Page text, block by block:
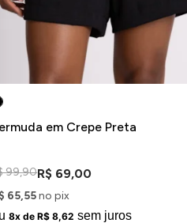
em Crepe Preta
99,90R$ 69,00
65,55no pix
8x de R$ 8,62 sem juros